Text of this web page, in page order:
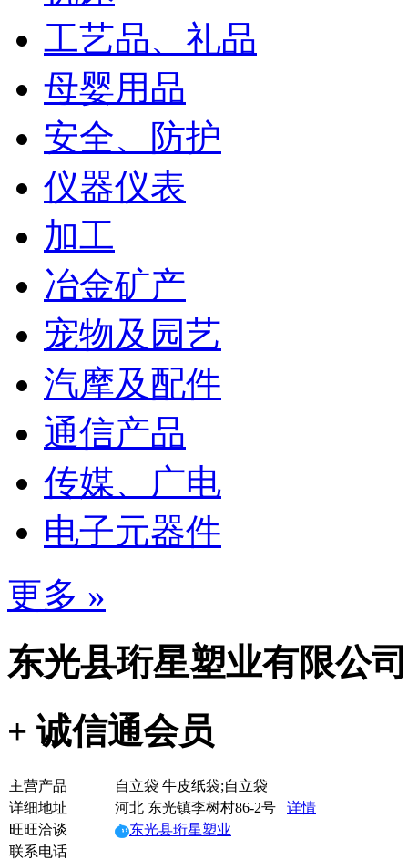
工艺品、礼品
母婴用品
安全、防护
仪器仪表
加工
冶金矿产
宠物及园艺
汽摩及配件
通信产品
传媒、广电
电子元器件
更多 »
东光县珩星塑业有限公司
+ 诚信通会员
主营产品
自立袋 牛皮纸袋;自立袋
详细地址
河北 东光镇李树村86-2号 详情
旺旺洽谈
东光县珩星塑业
联系电话